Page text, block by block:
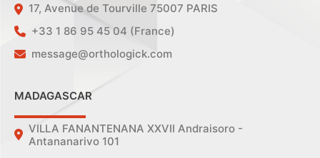
17, Avenue de Tourville 75007 PARIS
+33 1 86 95 45 04 (France)
message@orthologick.com
MADAGASCAR
VILLA FANANTENANA XXVII Andraisoro -
Antananarivo 101